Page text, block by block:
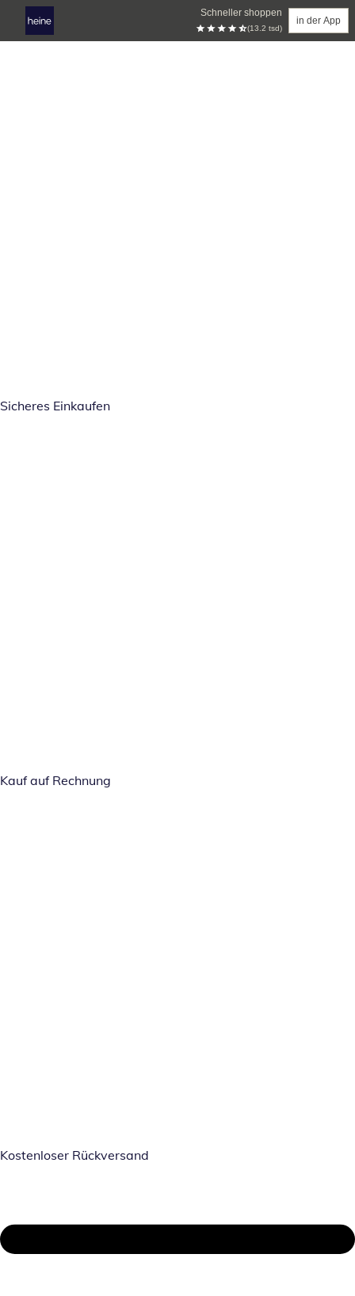
Schneller shoppen
(13.2 tsd)
in der App
Sicheres Einkaufen
Kauf auf Rechnung
Kostenloser Rückversand